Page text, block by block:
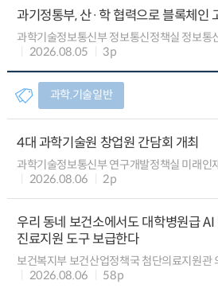
과기정통부, 산·학 협력으로 블록체인
과학기술정보통신부 정보통신정책실 정보통
2026.08.05
3p
과학.기술일반
4대 과학기술원 창업원 간담회 개최
과학기술정보통신부 연구개발정책실 미래인
2026.08.06
2p
우리 동네 보건소에서도 대학병원급 AI
진료지원 도구 보급한다
보건복지부 보건산업정책국 첨단의료지원관
2026.08.06
58p